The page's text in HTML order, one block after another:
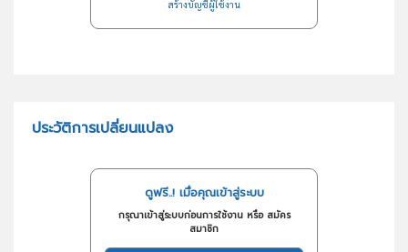
สร้างบัญชีผู้ใช้งาน
ประวัติการเปลี่ยนแปลง
ดูฟรี..! เมื่อคุณเข้าสู่ระบบ
กรุณาเข้าสู่ระบบก่อนการใช้งาน หรือ สมัคร
สมาชิก